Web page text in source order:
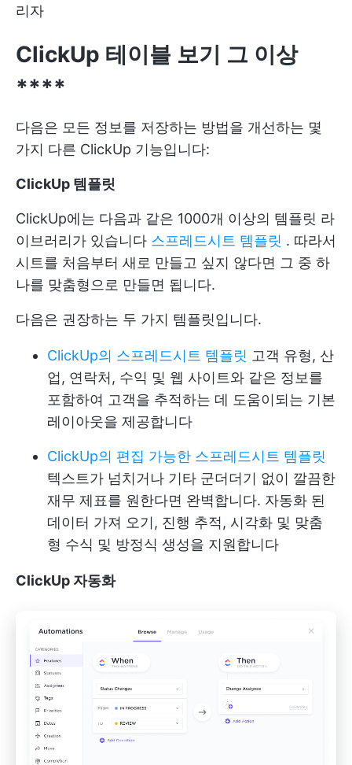
리자
ClickUp 테이블 보기 그 이상
****
다음은 모든 정보를 저장하는 방법을 개선하는 몇
가지 다른 ClickUp 기능입니다:
ClickUp 템플릿
ClickUp에는 다음과 같은 1000개 이상의 템플릿 라
이브러리가 있습니다 스프레드시트 템플릿 . 따라서
시트를 처음부터 새로 만들고 싶지 않다면 그 중 하
나를 맞춤형으로 만들면 됩니다.
다음은 권장하는 두 가지 템플릿입니다.
ClickUp의 스프레드시트 템플릿 고객 유형, 산
업, 연락처, 수익 및 웹 사이트와 같은 정보를
포함하여 고객을 추적하는 데 도움이되는 기본
레이아웃을 제공합니다
ClickUp의 편집 가능한 스프레드시트 템플릿
텍스트가 넘치거나 기타 군더더기 없이 깔끔한
재무 제표를 원한다면 완벽합니다. 자동화 된
데이터 가져 오기, 진행 추적, 시각화 및 맞춤
형 수식 및 방정식 생성을 지원합니다
ClickUp 자동화